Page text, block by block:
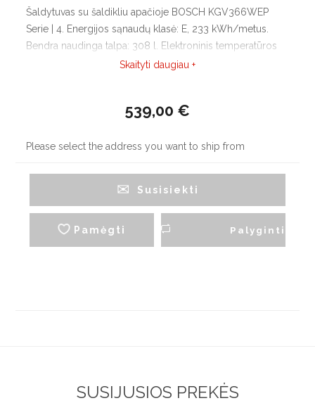
Šaldytuvas su šaldikliu apačioje BOSCH KGV366WEP
Serie | 4. Energijos sąnaudų klasė: E, 233 kWh/metus.
Bendra naudinga talpa: 308 l. Elektroninis temperatūros
reguliavimas, LED indikacija. Vertikali strypinė rankena,
Skaityti daugiau +
539,00 €
Please select the address you want to ship from
Pamėgti
Susisiekti
Palyginti
SUSIJUSIOS PREKĖS